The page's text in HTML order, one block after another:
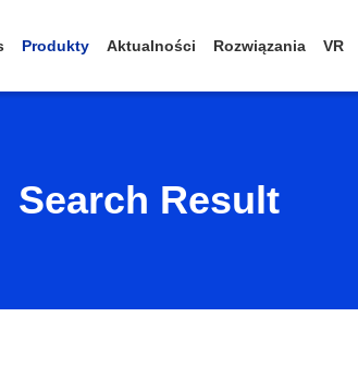
Produkty Aktualności Rozwiązania VR
Search Result